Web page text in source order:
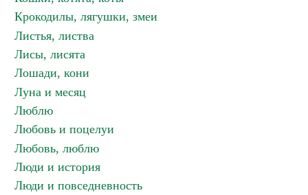
Крокодилы, лягушки, змеи
Листья, листва
Лисы, лисята
Лошади, кони
Луна и месяц
Люблю
Любовь и поцелуи
Любовь, люблю
Люди и история
Люди и повседневность